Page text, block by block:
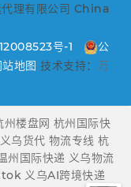
理有限公司 China
号-1
公
站地图 技术支持： 万
州楼盘网 杭州国际快
义乌货代 物流专线 杭
州国际快递 义乌物流
义乌AI跨境快递